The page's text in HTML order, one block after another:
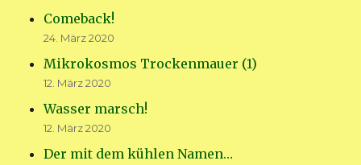
Comeback!
24. März 2020
Mikrokosmos Trockenmauer (1)
12. März 2020
Wasser marsch!
12. März 2020
Der mit dem kühlen Namen…